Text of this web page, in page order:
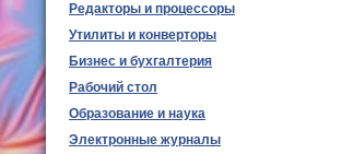
Редакторы и процессоры
Утилиты и конверторы
Бизнес и бухгалтерия
Рабочий стол
Образование и наука
Электронные журналы